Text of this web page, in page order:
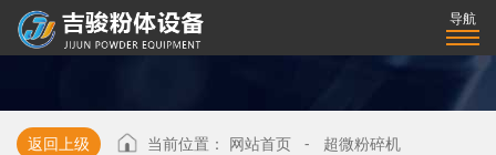
导航
返回上级 当前位置： 网站首页 - 超微粉碎机